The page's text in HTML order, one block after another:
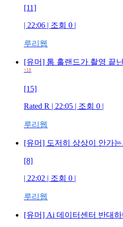
[11]
| 22:06 | 조회 0 |
루리웹
[유머] 톰 홀랜드가 촬영 끝
+18
[15]
Rated R | 22:05 | 조회 0 |
루리웹
[유머] 도저히 상상이 안가는
[8]
| 22:02 | 조회 0 |
루리웹
[유머] Ai 데이터센터 반대